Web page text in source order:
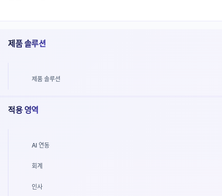
제품 솔루션
제품 솔루션
적용 영역
AI 연동
회계
인사